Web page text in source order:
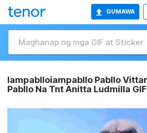
GUMAWA
Iampablloiampabllo Pabllo
Pabllo Na Tnt Anitta Ludmilla GIF